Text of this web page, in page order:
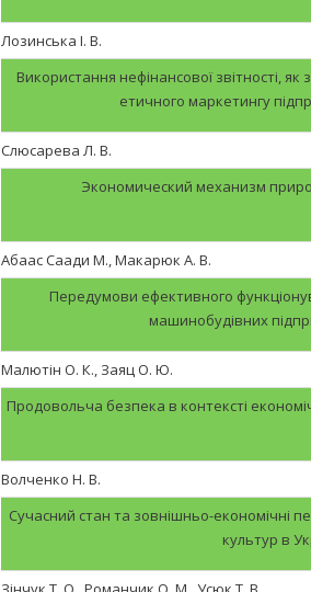
Лозинська І. В.
Використання нефінансової звітності,
етичного маркетингу
Слюсарева Л. В.
Экономический механизм
Абаас Саади М., Макарюк А. В.
Передумови ефективного
машинобудівних
Малютін О. К., Заяц О. Ю.
Продовольча безпека в контексті
Волченко Н. В.
Сучасний стан та зовнішньо-економічні
культур в